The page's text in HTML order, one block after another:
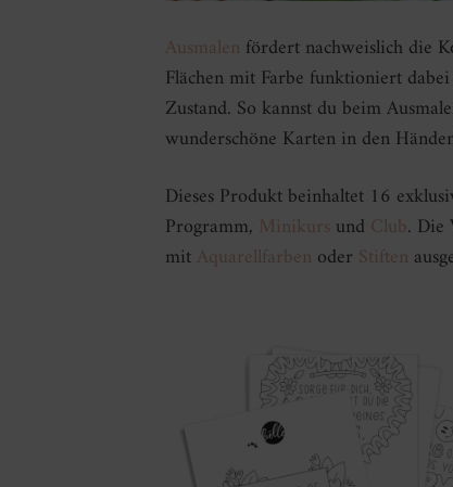
Ausmalen fördert nachweislich die
Flächen mit Farbe funktioniert
Zustand. So kannst du beim
wunderschöne Karten in den
Dieses Produkt beinhaltet 16
Programm, Minikurs und Club. Die
mitAquarellfarben oder Stiften